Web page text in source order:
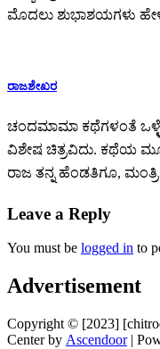
ಮೊದಲು ಶುಭಾಶಯಗಳು
ರಾಜಶೇಖರ
ಚಂದಮಾಮಾ ಕಥೆಗಳಂತೆ
ವಿಶೇಷ ಚಿತ್ರವಿದು. ಕಥೆಯ
ರಾಜ ತನ್ನ ಹೆಂಡತಿಗೂ,
Leave a Reply
You must be logged in to
Advertisement
Copyright © [2023]
Center by Ascendoor|